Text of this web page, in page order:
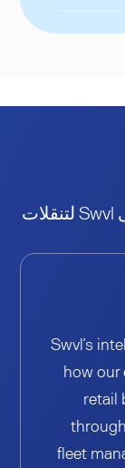
تعرف على سبب تحول الشركات إلى Swvl لتنقلات
Swvl’s
how our
retail
fleet